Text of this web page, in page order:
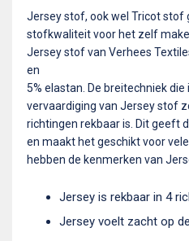
Jersey stof, ook wel Tricot stof
stofkwaliteit voor het zelf
Jersey stof van Verhees
en
5% elastan. De breitechniek
vervaardiging van Jersey stof
richtingen rekbaar is. Dit geeft
en maakt het geschikt voor
hebben de kenmerken van
Jersey is rekbaar in 4
Jersey voelt zacht op